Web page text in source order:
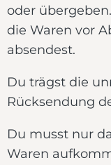
oder
die Waren vor
absendest.
Du trägst die
Rücksendung
Du musst nur
Waren